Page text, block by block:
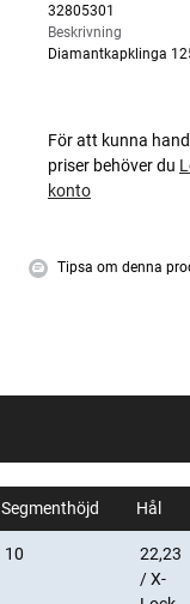
32805301
Beskrivning
Diamantkapklinga
För att kunna
priser behöver du
konto
Tipsa om denna
Segmenthöjd Hål
10
22,23
/ X-